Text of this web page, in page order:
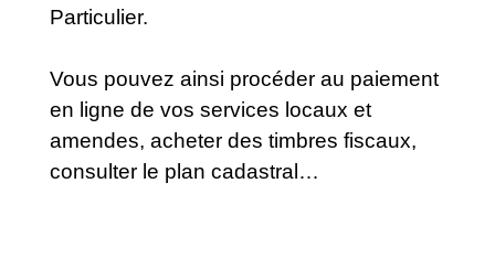
Particulier.
Vous pouvez ainsi procéder au paiement
en ligne de vos services locaux et
amendes, acheter des timbres fiscaux,
consulter le plan cadastral…